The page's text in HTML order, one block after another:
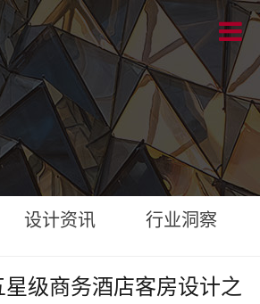
设计资讯 行业洞察
级商务酒店客房设计之